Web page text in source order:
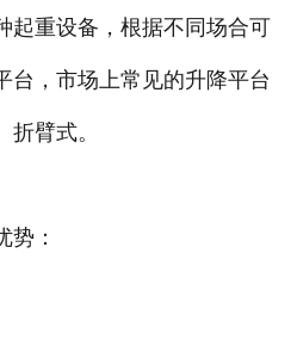
重设备，根据不同场合可
台，市场上常见的升降平台
臂式。
势：